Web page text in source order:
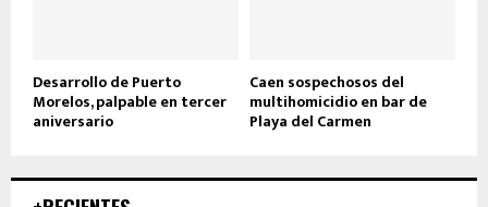
Desarrollo de Puerto
Morelos, palpable en tercer
aniversario
Caen sospechosos del
multihomicidio en bar de
Playa del Carmen